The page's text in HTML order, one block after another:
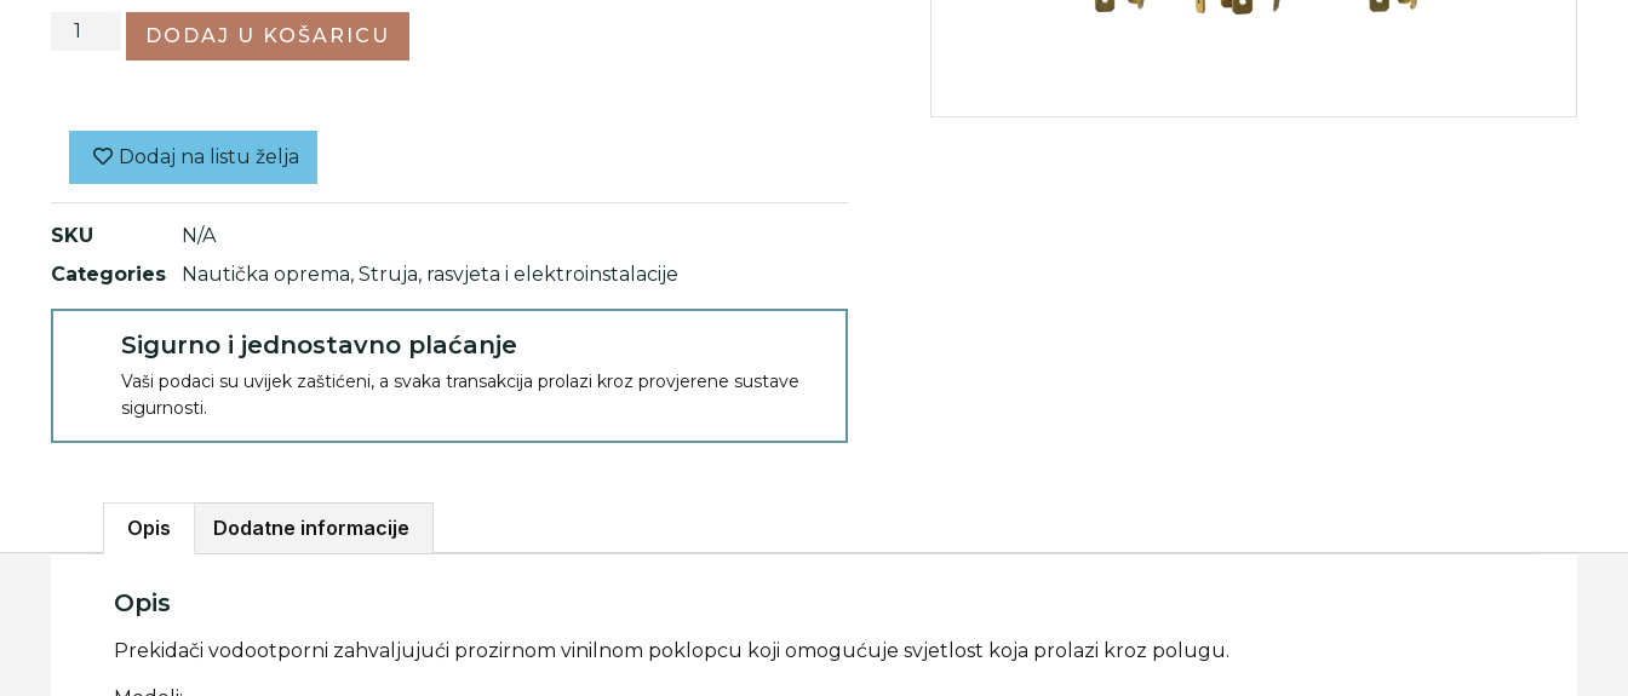
DODAJ U KOŠARICU
Dodaj na listu želja
SKU
N/A
Categories
Nautička oprema, Struja, rasvjeta i elektroinstalacije
Sigurno i jednostavno plaćanje
Vaši podaci su uvijek zaštićeni, a svaka transakcija prolazi kroz provjerene sustave
sigurnosti.
Opis Dodatne informacije
Opis
Prekidači vodootporni zahvaljujući prozirnom vinilnom poklopcu koji omogućuje svjetlost koja prolazi kroz polugu.